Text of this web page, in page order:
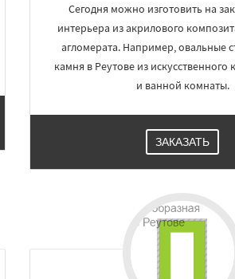
Сегодня можно изготовить на
интерьера из акрилового
агломерата. Например, овальные
камня в Реутове из искусственного
и ванной комнаты.
ЗАКАЗАТЬ